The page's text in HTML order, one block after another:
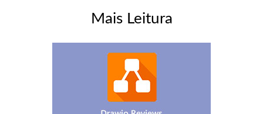
Mais Leitura